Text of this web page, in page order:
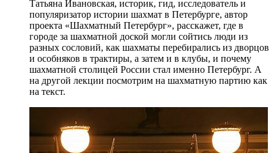
Татьяна Ивановская, историк, гид, исследователь и
популяризатор истории шахмат в Петербурге, автор
проекта «Шахматный Петербург», расскажет, где в
городе за шахматной доской могли сойтись люди из
разных сословий, как шахматы перебирались из дворцов
и особняков в трактиры, а затем и в клубы, и почему
шахматной столицей России стал именно Петербург. А
на другой лекции посмотрим на шахматную партию как
на текст.